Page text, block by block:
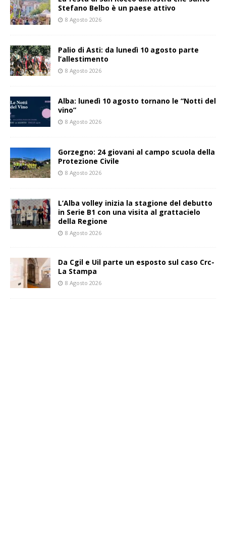
Stefano Belbo è un paese attivo
8 Agosto 2026
Palio di Asti: da lunedì 10 agosto parte
l’allestimento
8 Agosto 2026
Alba: lunedì 10 agosto tornano le “Notti del
vino”
8 Agosto 2026
Gorzegno: 24 giovani al campo scuola della
Protezione Civile
8 Agosto 2026
L’Alba volley inizia la stagione del debutto
in Serie B1 con una visita al grattacielo
della Regione
8 Agosto 2026
Da Cgil e Uil parte un esposto sul caso Crc-
La Stampa
8 Agosto 2026